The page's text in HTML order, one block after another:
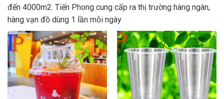
đến 4000m2. Tiến Phong cung cấp ra thị trường hàng ngàn,
hàng vạn đồ dùng 1 lần mỗi ngày